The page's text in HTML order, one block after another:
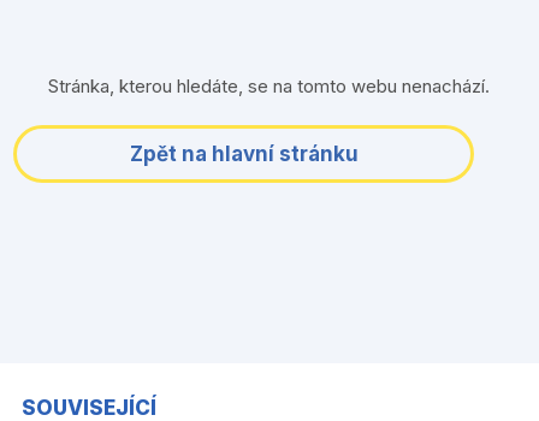
Stránka, kterou hledáte, se na tomto webu nenachází.
Zpět na hlavní stránku
SOUVISEJÍCÍ